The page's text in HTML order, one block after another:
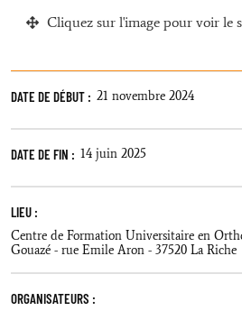
Cliquez sur l'image pour voir le
DATE DE DÉBUT : 21 novembre 2024
DATE DE FIN : 14 juin 2025
LIEU :
Centre de Formation Universitaire en
Gouazé - rue Emile Aron - 37520 La Riche
ORGANISATEURS :